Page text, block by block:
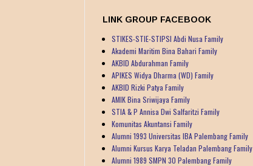
LINK GROUP FACEBOOK
STIKES-STIE-STIPSI Abdi Nusa Family
Akademi Maritim Bina Bahari Family
AKBID Abdurahman Family
APIKES Widya Dharma (WD) Family
AKBID Rizki Patya Family
AMIK Bina Sriwijaya Family
STIA & P Annisa Dwi Salfaritzi Family
Komunitas Akuntansi Family
Alumni 1993 Universitas IBA Palembang Family
Alumni Kursus Karya Teladan Palembang Family
Alumni 1989 SMPN 30 Palembang Family